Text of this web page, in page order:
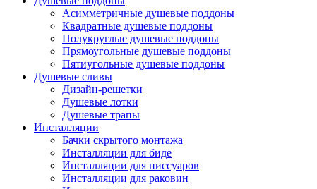
Асимметричные душевые поддоны
Квадратные душевые поддоны
Полукруглые душевые поддоны
Прямоугольные душевые поддоны
Пятиугольные душевые поддоны
Душевые сливы
Дизайн-решетки
Душевые лотки
Душевые трапы
Инсталляции
Бачки скрытого монтажа
Инсталляции для биде
Инсталляции для писсуаров
Инсталляции для раковин